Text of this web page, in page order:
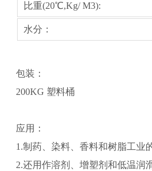
比重(20℃,Kg/ M3):
水分：
包装：
200KG 塑料桶
应用：
1.制药、染料、香料和树脂工业
2.还用作溶剂、增塑剂和低温润